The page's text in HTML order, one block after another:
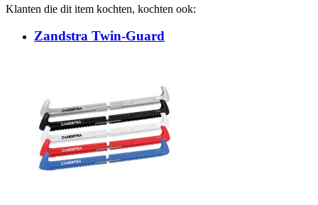
Klanten die dit item kochten, kochten ook:
Zandstra Twin-Guard